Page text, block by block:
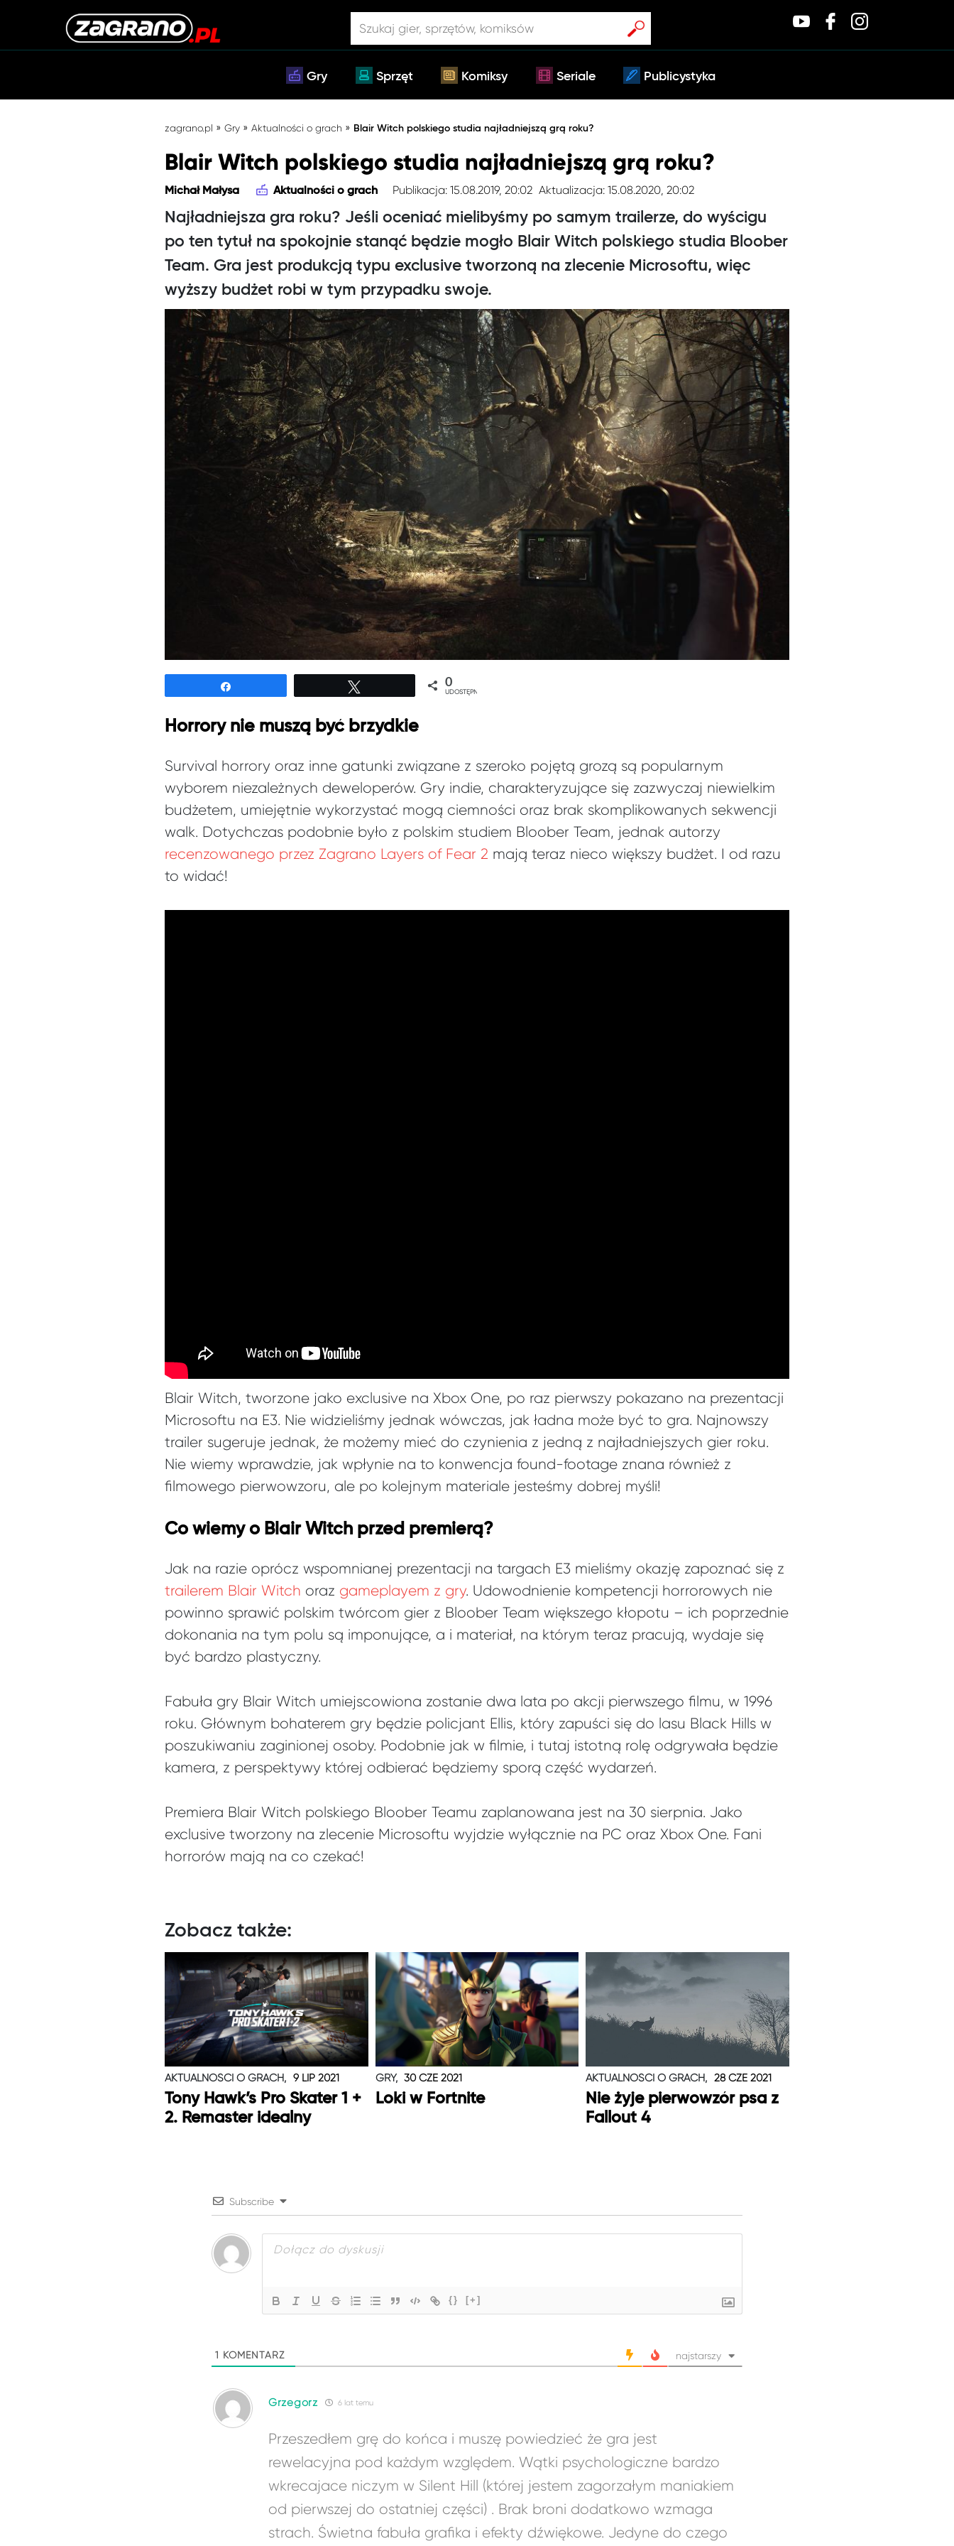
Gry Sprzęt Komiksy Seriale Publicystyka
zagrano.pl » Gry » Aktualności o grach » Blair Witch polskiego studia najładniejszą grą roku?
Blair Witch polskiego studia najładniejszą grą roku?
Michał Małysa Aktualności o grach Publikacja: 15.08.2019, 20:02 Aktualizacja: 15.08.2020, 20:02
Najładniejsza gra roku? Jeśli oceniać mielibyśmy po samym trailerze, do wyścigu
po ten tytuł na spokojnie stanąć będzie mogło Blair Witch polskiego studia Bloober
Team. Gra jest produkcją typu exclusive tworzoną na zlecenie Microsoftu, więc
wyższy budżet robi w tym przypadku swoje.
0
UDOSTĘPNIEŃ
Horrory nie muszą być brzydkie
Survival horrory oraz inne gatunki związane z szeroko pojętą grozą są popularnym
wyborem niezależnych deweloperów. Gry indie, charakteryzujące się zazwyczaj niewielkim
budżetem, umiejętnie wykorzystać mogą ciemności oraz brak skomplikowanych sekwencji
walk. Dotychczas podobnie było z polskim studiem Bloober Team, jednak autorzy
recenzowanego przez Zagrano Layers of Fear 2 mają teraz nieco większy budżet. I od razu
to widać!
Blair Witch, tworzone jako exclusive na Xbox One, po raz pierwszy pokazano na prezentacji
Microsoftu na E3. Nie widzieliśmy jednak wówczas, jak ładna może być to gra. Najnowszy
trailer sugeruje jednak, że możemy mieć do czynienia z jedną z najładniejszych gier roku.
Nie wiemy wprawdzie, jak wpłynie na to konwencja found-footage znana również z
filmowego pierwowzoru, ale po kolejnym materiale jesteśmy dobrej myśli!
Co wiemy o Blair Witch przed premierą?
Jak na razie oprócz wspomnianej prezentacji na targach E3 mieliśmy okazję zapoznać się z
trailerem Blair Witch oraz gameplayem z gry. Udowodnienie kompetencji horrorowych nie
powinno sprawić polskim twórcom gier z Bloober Team większego kłopotu – ich poprzednie
dokonania na tym polu są imponujące, a i materiał, na którym teraz pracują, wydaje się
być bardzo plastyczny.
Fabuła gry Blair Witch umiejscowiona zostanie dwa lata po akcji pierwszego filmu, w 1996
roku. Głównym bohaterem gry będzie policjant Ellis, który zapuści się do lasu Black Hills w
poszukiwaniu zaginionej osoby. Podobnie jak w filmie, i tutaj istotną rolę odgrywała będzie
kamera, z perspektywy której odbierać będziemy sporą część wydarzeń.
Premiera Blair Witch polskiego Bloober Teamu zaplanowana jest na 30 sierpnia. Jako
exclusive tworzony na zlecenie Microsoftu wyjdzie wyłącznie na PC oraz Xbox One. Fani
horrorów mają na co czekać!
Zobacz także:
AKTUALNOŚCI O GRACH, 9 LIP 2021
Tony Hawk’s Pro Skater 1 +
2. Remaster idealny
GRY, 30 CZE 2021
Loki w Fortnite
AKTUALNOŚCI O GRACH, 28 CZE 2021
Nie żyje pierwowzór psa z
Fallout 4
Subscribe
{} [+]
1 KOMENTARZ najstarszy
Grzegorz 6 lat temu
Przeszedłem grę do końca i muszę powiedzieć że gra jest
rewelacyjna pod każdym względem. Wątki psychologiczne bardzo
wkrecajace niczym w Silent Hill (której jestem zagorzałym maniakiem
od pierwszej do ostatniej części) . Brak broni dodatkowo wzmaga
strach. Świetna fabuła grafika i efekty dźwiękowe. Jedyne do czego